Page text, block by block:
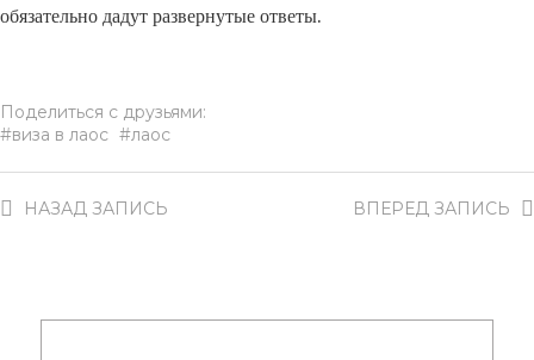
обязательно дадут развернутые ответы.
Поделиться с друзьями:
виза в лаос
лаос
ВПЕРЕД ЗАПИСЬ
НАЗАД ЗАПИСЬ